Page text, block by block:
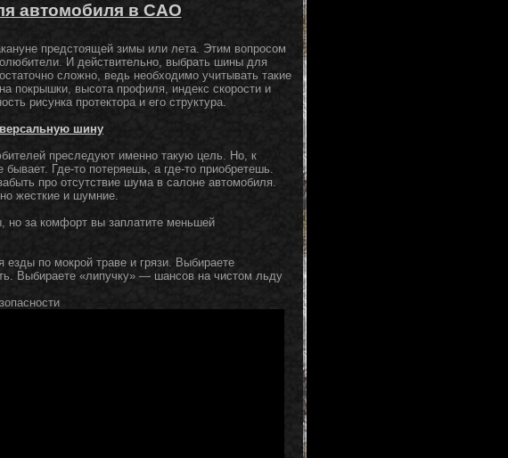
автомобиля в САО
предстоящей зимы или лета. Этим вопросом
И действительно, выбрать шины для
сложно, ведь необходимо учитывать такие
покрышки, высота профиля, индекс скорости и
рисунка протектора и его структура.
шину
преследуют именно такую цель. Но, к
бывает. Где-то потеряешь, а где-то приобретешь.
про отсутствие шума в салоне автомобиля.
жесткие и шумние.
но за комфорт вы заплатите меньшей
по мокрой траве и грязи. Выбираете
Выбираете «липучку» — шансов на чистом льду